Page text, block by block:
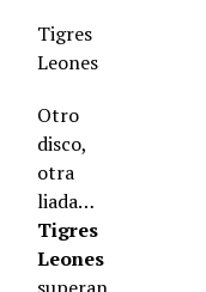
Tigres
Leones
Otro
disco,
otra
liada…
Tigres
Leones